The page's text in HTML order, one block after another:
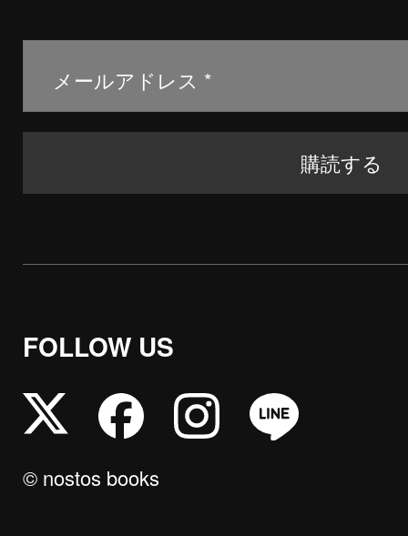
FOLLOW US
© nostos books